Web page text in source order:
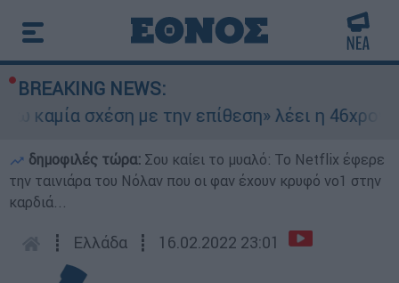
BREAKING NEWS:
σχέση με την επίθεση» λέει η 46χρονη - Τι
δημοφιλές τώρα: Σου καίει το μυαλό: Το Netflix έφερε
την ταινιάρα του Νόλαν που οι φαν έχουν κρυφό νο1 στην
καρδιά...
┋ Ελλάδα ┋ 16.02.2022 23:01